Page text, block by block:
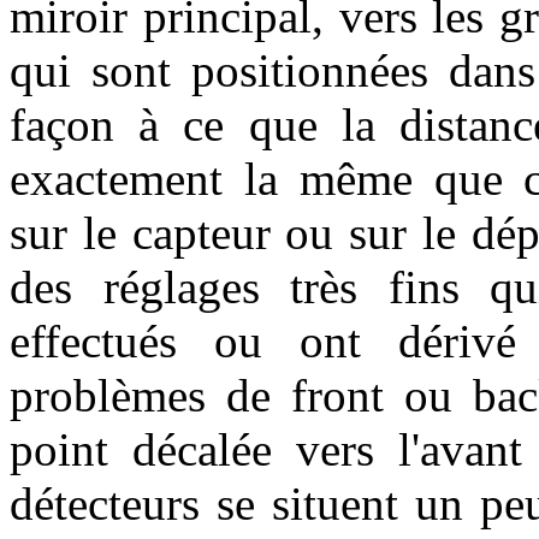
miroir principal, vers les
qui sont positionnées
façon à ce que la
exactement la même que
sur le capteur ou sur le
des réglages très fins
effectués ou ont
problèmes de front ou
point décalée vers
détecteurs se situent un